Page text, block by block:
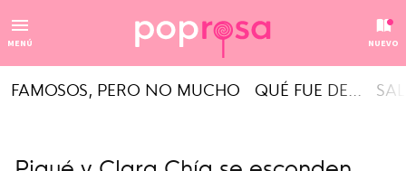
MENÚ NUEVO
FAMOSOS, PERO NO MUCHO QUÉ FUE DE...